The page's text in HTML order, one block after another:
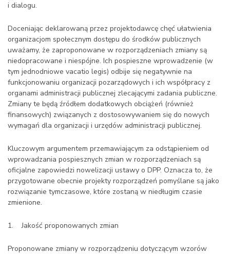
i dialogu.
Doceniając deklarowaną przez projektodawcę chęć ułatwienia
organizacjom społecznym dostępu do środków publicznych
uważamy, że zaproponowane w rozporządzeniach zmiany są
niedopracowane i niespójne. Ich pospieszne wprowadzenie (w
tym jednodniowe vacatio legis) odbije się negatywnie na
funkcjonowaniu organizacji pozarządowych i ich współpracy z
organami administracji publicznej zlecającymi zadania publiczne.
Zmiany te będą źródłem dodatkowych obciążeń (również
finansowych) związanych z dostosowywaniem się do nowych
wymagań dla organizacji i urzędów administracji publicznej.
Kluczowym argumentem przemawiającym za odstąpieniem od
wprowadzania pospiesznych zmian w rozporządzeniach są
oficjalne zapowiedzi nowelizacji ustawy o DPP. Oznacza to, że
przygotowane obecnie projekty rozporządzeń pomyślane są jako
rozwiązanie tymczasowe, które zostaną w niedługim czasie
zmienione.
1. Jakość proponowanych zmian
Proponowane zmiany w rozporządzeniu dotyczącym wzorów